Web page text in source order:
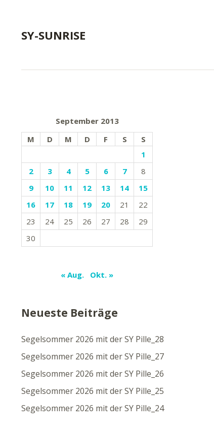
SY-SUNRISE
September 2013
M
D M D F S
S
1
2
3 4 5 6 7
8
9
10 11 12 13 14
15
16
17 18 19 20 21
22
23
24 25 26 27 28
29
30
« Aug. Okt. »
Neueste Beiträge
Segelsommer 2026 mit der SY Pille_28
Segelsommer 2026 mit der SY Pille_27
Segelsommer 2026 mit der SY Pille_26
Segelsommer 2026 mit der SY Pille_25
Segelsommer 2026 mit der SY Pille_24